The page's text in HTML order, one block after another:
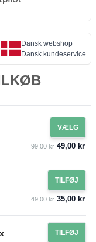
Dansk webshop
Dansk kundeservice
VÆLG
99,00 kr49,00 kr
TILFØJ
49,00 kr35,00 kr
TILFØJ